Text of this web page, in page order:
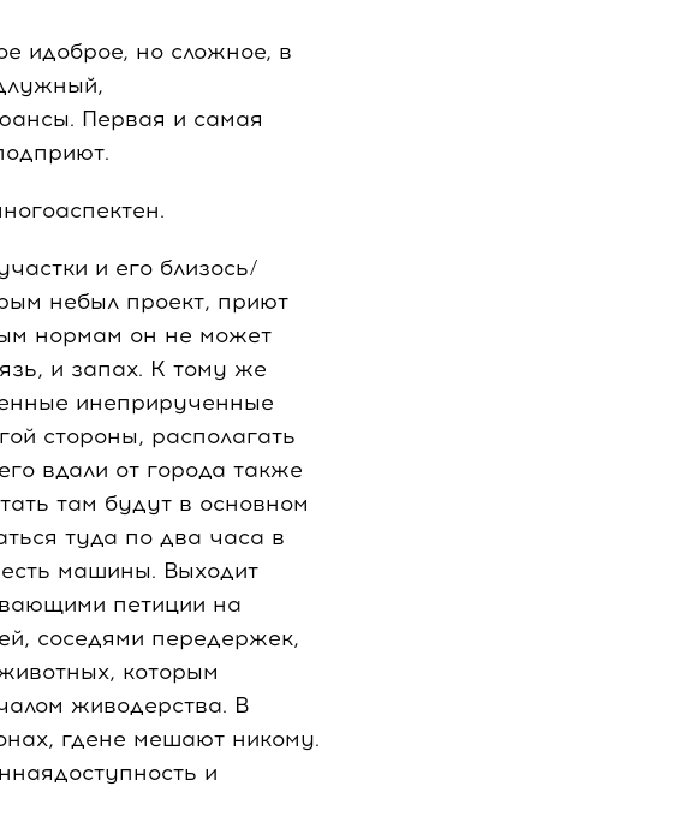
идоброе, но сложное, в
Первая и самая
и его близось/
небыл проект, приют
нормам он не может
и запах. К тому же
инеприрученные
стороны, располагать
вдали от города также
там будут в основном
туда по два часа в
машины. Выходит
петиции на
соседями передержек,
которым
живодерства. В
гдене мешают никому.
и